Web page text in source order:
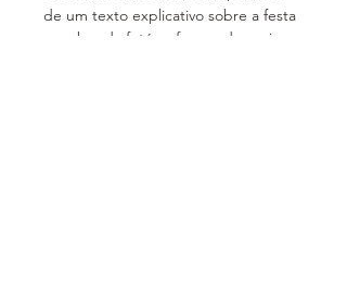
de um texto explicativo sobre a festa
e a obra da fotógrafa que deu origem